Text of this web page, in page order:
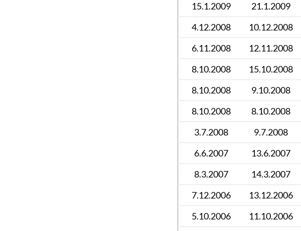
15.1.2009
21.1.2009
4.12.2008
10.12.2008
6.11.2008
12.11.2008
8.10.2008
15.10.2008
8.10.2008
9.10.2008
8.10.2008
8.10.2008
3.7.2008
9.7.2008
6.6.2007
13.6.2007
8.3.2007
14.3.2007
7.12.2006
13.12.2006
5.10.2006
11.10.2006